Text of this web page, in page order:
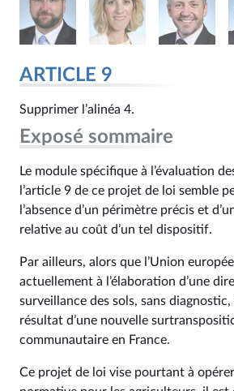
ARTICLE 9
Supprimer l’alinéa 4.
Exposé sommaire
Le module spécifique à l’évaluation
l’article 9 de ce projet de loi semble
l’absence d’un périmètre précis et
relative au coût d’un tel dispositif.
Par ailleurs, alors que l’Union
actuellement à l’élaboration d’une
surveillance des sols, sans
résultat d’une nouvelle
communautaire en France.
Ce projet de loi vise pourtant à